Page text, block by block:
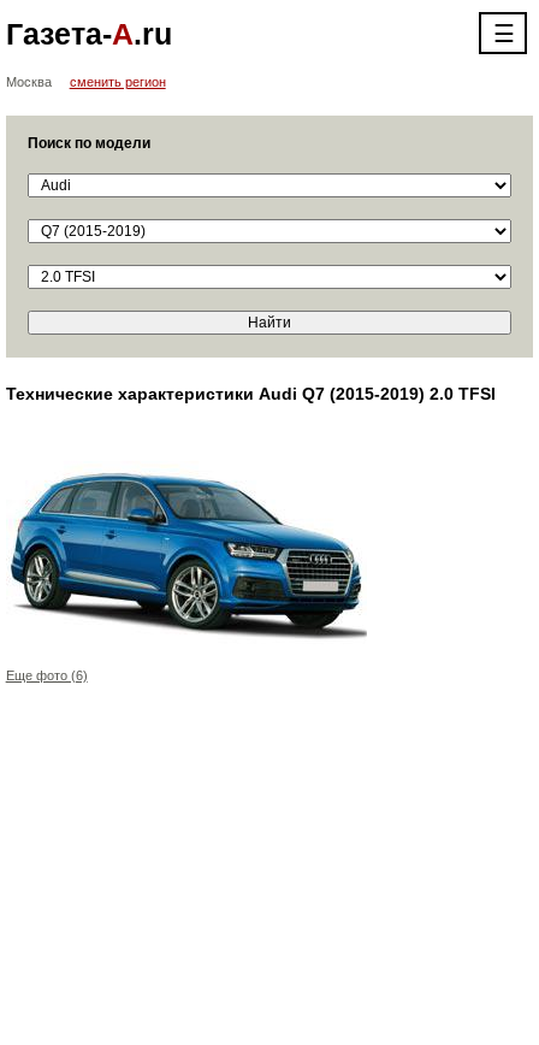
Газета-А.ru ☰
Москва сменить регион
Поиск по модели
Технические характеристики Audi Q7 (2015-2019) 2.0 TFSI
Еще фото (6)